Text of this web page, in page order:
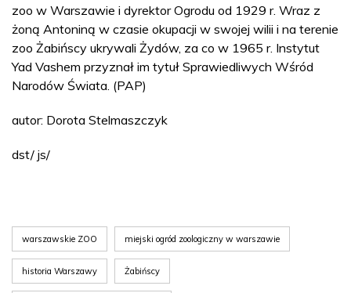
zoo w Warszawie i dyrektor Ogrodu od 1929 r. Wraz z
żoną Antoniną w czasie okupacji w swojej wilii i na terenie
zoo Żabińscy ukrywali Żydów, za co w 1965 r. Instytut
Yad Vashem przyznał im tytuł Sprawiedliwych Wśród
Narodów Świata. (PAP)
autor: Dorota Stelmaszczyk
dst/ js/
warszawskie ZOO miejski ogród zoologiczny w warszawie
historia Warszawy Żabińscy